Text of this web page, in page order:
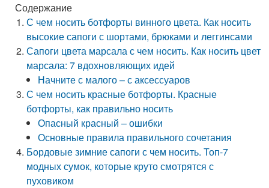
Содержание
С чем носить ботфорты винного цвета. Как носить
высокие сапоги с шортами, брюками и леггинсами
Сапоги цвета марсала с чем носить. Как носить цвет
марсала: 7 вдохновляющих идей
Начните с малого – с аксессуаров
С чем носить красные ботфорты. Красные
ботфорты, как правильно носить
Опасный красный – ошибки
Основные правила правильного сочетания
Бордовые зимние сапоги с чем носить. Топ-7
модных сумок, которые круто смотрятся с
пуховиком